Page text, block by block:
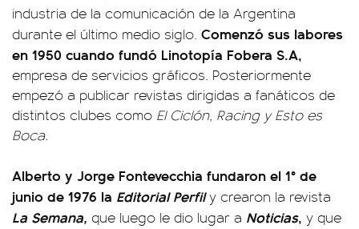
industria de la comunicación de la Argentina
durante el último medio siglo. Comenzó sus labores
en 1950 cuando fundó Linotopía Fobera S.A,
empresa de servicios gráficos. Posteriormente
empezó a publicar revistas dirigidas a fanáticos de
distintos clubes como El Ciclón, Racing y Esto es
Boca.
Alberto y Jorge Fontevecchia fundaron el 1° de
junio de 1976 la Editorial Perfily crearon la revista
La Semana, que luego le dio lugar a Noticias, y que